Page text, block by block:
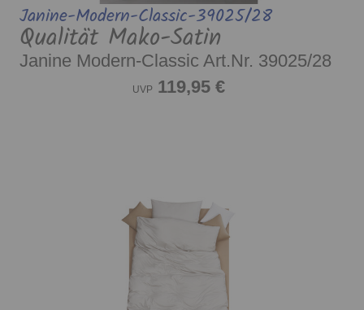
Janine-Modern-Classic-39025/28
Qualität Mako-Satin
Janine Modern-Classic Art.Nr. 39025/28
UVP 119,95 €